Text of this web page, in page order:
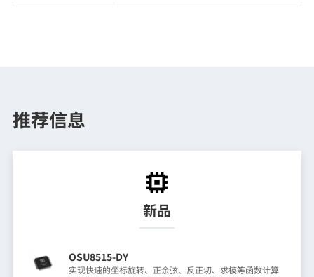
推荐信息
新品
OSU8515-DY
实现快速的坐标旋转、正余弦、反正切、求模等函数计算